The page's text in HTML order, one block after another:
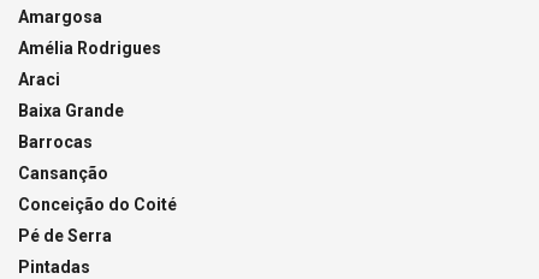
Amargosa
Amélia Rodrigues
Araci
Baixa Grande
Barrocas
Cansanção
Conceição do Coité
Pé de Serra
Pintadas